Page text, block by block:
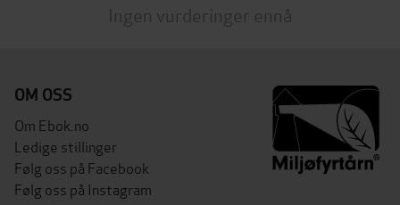
Ingen vurderinger ennå
OM OSS
Om Ebok.no
Ledige stillinger
Følg oss på Facebook
Følg oss på Instagram